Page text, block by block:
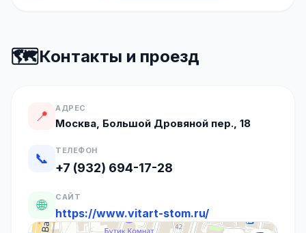
🗺️Контакты и проезд
📍 АДРЕС
Москва, Большой Дровяной пер., 18
📞 ТЕЛЕФОН
+7 (932) 694-17-28
🌐 САЙТ
https://www.vitart-stom.ru/